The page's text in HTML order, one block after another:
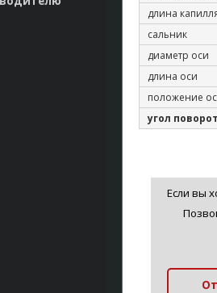
длина
сальник
диаметр оси
длина оси
положение
угол
Если вы